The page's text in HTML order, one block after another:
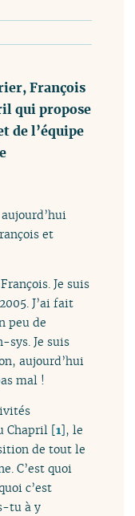
François
qui propose
de l’équipe
et
Je suis
J’ai fait
peu de
sys. Je suis
aujourd’hui
mal !
Chapril [1], le
de tout le
C’est quoi
c’est
tu à y